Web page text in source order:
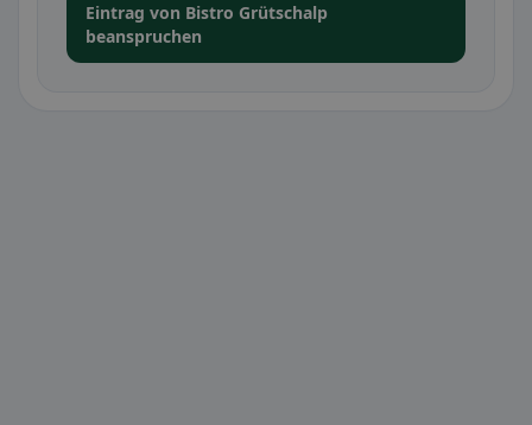
Eintrag von Bistro Grütschalp
beanspruchen